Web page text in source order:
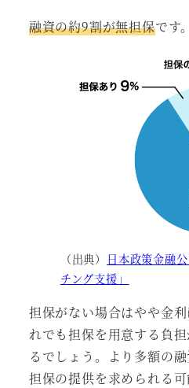
融資の約9割が無担保です。
（出典） 日本政策金融
チング支援」
担保がない場合はやや金
れでも担保を用意する負
るでしょう。より多額の
担保の提供を求められる可